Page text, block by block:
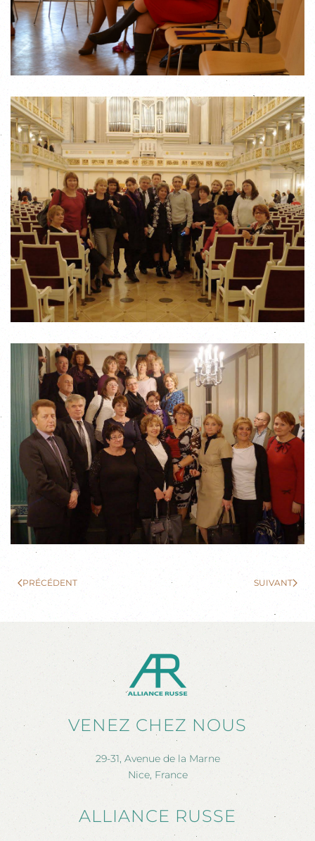
PRÉCÉDENT SUIVANT
VENEZ CHEZ NOUS
29-31, Avenue de la Marne
Nice, France
ALLIANCE RUSSE